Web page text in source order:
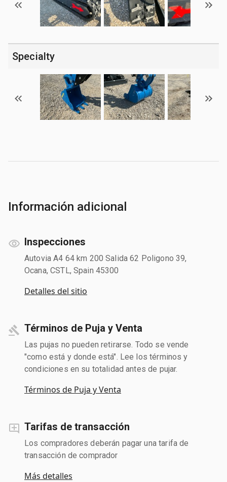
Specialty
Información adicional
Inspecciones
Autovia A4 64 km 200 Salida 62 Poligono 39,
Ocana, CSTL, Spain 45300
Detalles del sitio
Términos de Puja y Venta
Las pujas no pueden retirarse. Todo se vende
"como está y donde está". Lee los términos y
condiciones en su totalidad antes de pujar.
Términos de Puja y Venta
Tarifas de transacción
Los compradores deberán pagar una tarifa de
transacción de comprador
Más detalles